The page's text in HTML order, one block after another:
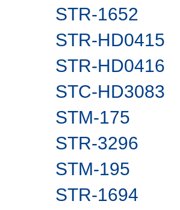
STR-1652
STR-HD0415
STR-HD0416
STC-HD3083
STM-175
STR-3296
STM-195
STR-1694